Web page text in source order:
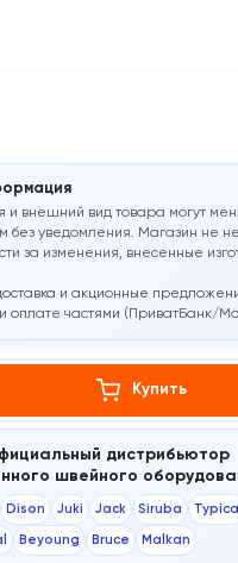
и внешний вид товара могут
без уведомления. Магазин не
за изменения, внесенные
и акционные
оплате частями (ПриватБанк/
Купить
дистрибьютор
швейного
Dison Juki Jack Siruba Typical
Beyoung Bruce Malkan